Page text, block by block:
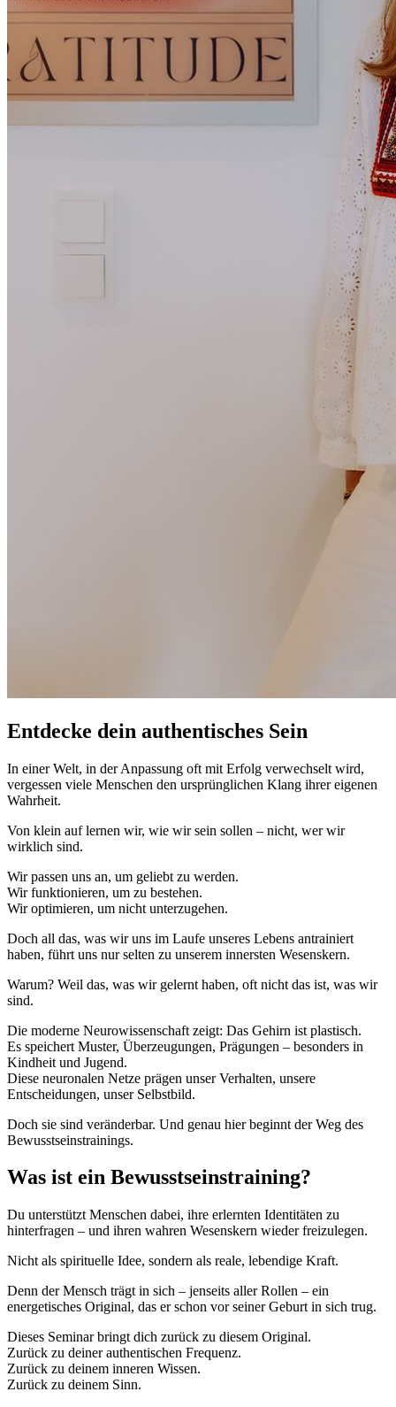
Entdecke dein authentisches Sein
In einer Welt, in der Anpassung oft mit Erfolg verwechselt wird,
vergessen viele Menschen den ursprünglichen Klang ihrer eigenen
Wahrheit.
Von klein auf lernen wir, wie wir sein sollen – nicht, wer wir
wirklich sind.
Wir passen uns an, um geliebt zu werden.
Wir funktionieren, um zu bestehen.
Wir optimieren, um nicht unterzugehen.
Doch all das, was wir uns im Laufe unseres Lebens antrainiert
haben, führt uns nur selten zu unserem innersten Wesenskern.
Warum? Weil das, was wir gelernt haben, oft nicht das ist, was wir
sind.
Die moderne Neurowissenschaft zeigt: Das Gehirn ist plastisch.
Es speichert Muster, Überzeugungen, Prägungen – besonders in
Kindheit und Jugend.
Diese neuronalen Netze prägen unser Verhalten, unsere
Entscheidungen, unser Selbstbild.
Doch sie sind veränderbar. Und genau hier beginnt der Weg des
Bewusstseinstrainings.
Was ist ein Bewusstseinstraining?
Du unterstützt Menschen dabei, ihre erlernten Identitäten zu
hinterfragen – und ihren wahren Wesenskern wieder freizulegen.
Nicht als spirituelle Idee, sondern als reale, lebendige Kraft.
Denn der Mensch trägt in sich – jenseits aller Rollen – ein
energetisches Original, das er schon vor seiner Geburt in sich trug.
Dieses Seminar bringt dich zurück zu diesem Original.
Zurück zu deiner authentischen Frequenz.
Zurück zu deinem inneren Wissen.
Zurück zu deinem Sinn.